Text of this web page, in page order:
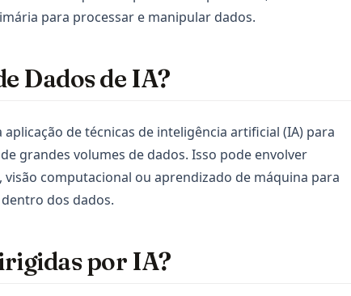
para processar e manipular dados.
Dados de IA?
de técnicas de inteligência artificial (IA) para
grandes volumes de dados. Isso pode envolver
computacional ou aprendizado de máquina para
dos dados.
por IA?